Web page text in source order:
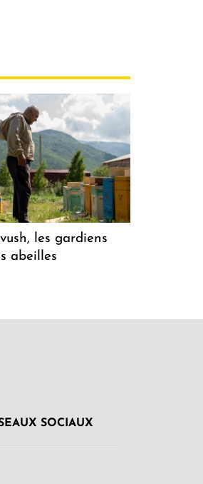
les gardiens
abeilles
SOCIAUX